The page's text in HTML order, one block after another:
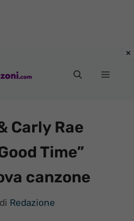
Menu
Carly Rae
Time”
canzone
di Redazione